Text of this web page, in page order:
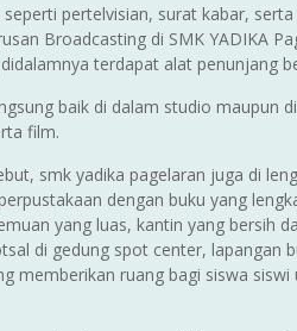
pertelvisian, surat kabar,
Broadcasting di SMK YADIKA
terdapat alat penunjang
baik di dalam studio maupun
film.
smk yadika pagelaran juga di
dengan buku yang
yang luas, kantin yang bersih
di gedung spot center, lapangan
memberikan ruang bagi siswa